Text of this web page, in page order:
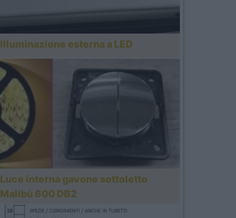
Illuminazione esterna a LED
Luce interna gavone sottoletto
Malibù 600 DB2